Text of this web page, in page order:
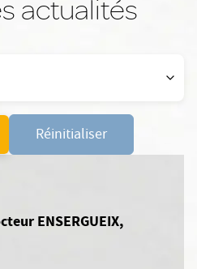
actualités
Réinitialiser
ENSERGUEIX,